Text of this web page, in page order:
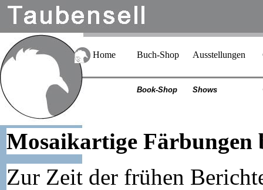
Home Buch-Shop Ausstellungen
Book-Shop Shows
Mosaikartige Färbungen
Zur Zeit der frühen